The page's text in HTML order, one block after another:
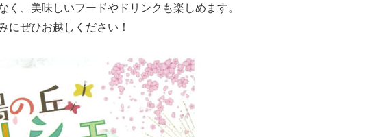
く、美味しいフードやドリンクも楽しめます。
にぜひお越しください！